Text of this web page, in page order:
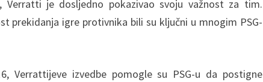
Verratti je dosljedno pokazivao svoju važnost za tim.
prekidanja igre protivnika bili su ključni u mnogim PSG-
Verrattijeve izvedbe pomogle su PSG-u da postigne